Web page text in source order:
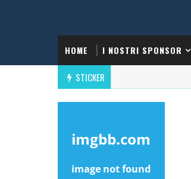
HOME I NOSTRI SPONSOR
STICKER